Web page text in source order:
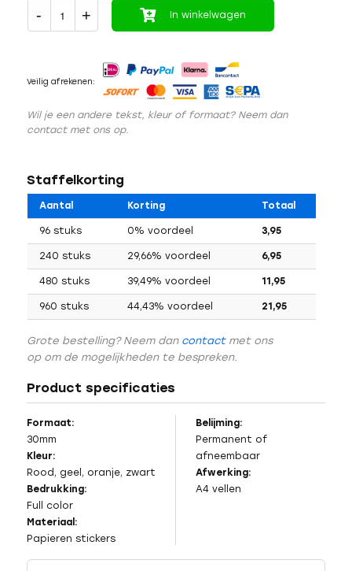
In winkelwagen
Veilig afrekenen:
Wil je een andere tekst, kleur of formaat? Neem dan
contact met ons op.
Staffelkorting
Aantal Korting Totaal
96 stuks 0% voordeel 3,95
240 stuks 29,66% voordeel 6,95
480 stuks 39,49% voordeel 11,95
960 stuks 44,43% voordeel 21,95
Grote bestelling? Neem dan contactmet ons
op om de mogelijkheden te bespreken.
Product specificaties
Formaat:
30mm
Kleur:
Rood, geel, oranje, zwart
Bedrukking:
Full color
Materiaal:
Papieren stickers
Belijming:
Permanent of
afneembaar
Afwerking:
A4 vellen